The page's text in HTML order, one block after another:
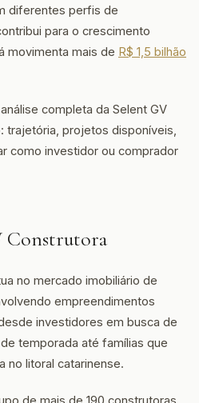
diferentes perfis de
para o crescimento
movimenta mais de R$ 1,5 bilhão
completa da Selent GV
trajetória, projetos disponíveis,
como investidor ou comprador
Construtora
no mercado imobiliário de
empreendimentos
investidores em busca de
temporada até famílias que
no litoral catarinense.